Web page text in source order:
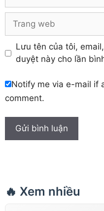
Trang
Lưu tên của tôi,
duyệt này cho lần
Notify me via e-mail if
comment.
🔥 Xem nhiều